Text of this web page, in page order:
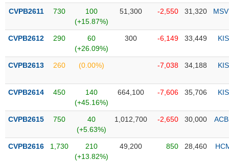
niêm
yết
Theo
dõi
biệt
được
quỹ
mục
ETF
CVPB2611 730
100
(+15.87%)
51,300 -2,550 31,320
CVPB2612 290
60
(+26.09%)
300 -6,149 33,449 KIS
CVPB2613 260 (0.00%) -7,038 34,188 KIS
CVPB2614 450
140
(+45.16%)
664,100 -7,606 35,706 KIS
CVPB2615 750
40
(+5.63%)
1,012,700 -2,650 30,000
CVPB2616 1,730
210
(+13.82%)
49,200 850 28,460
CÔNG
ĐẦU
TƯ
DỮ